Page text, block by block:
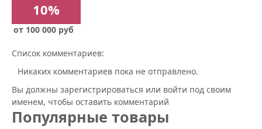
10%
от 100 000 руб
Список комментариев:
Никаких комментариев пока не отправлено.
Вы должны зарегистрироваться или войти под своим
именем, чтобы оставить комментарий
Популярные товары